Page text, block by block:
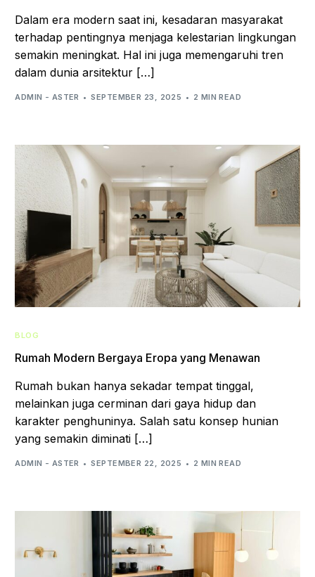
Dalam era modern saat ini, kesadaran masyarakat
terhadap pentingnya menjaga kelestarian lingkungan
semakin meningkat. Hal ini juga memengaruhi tren
dalam dunia arsitektur […]
ADMIN - ASTER SEPTEMBER 23, 2025 2 MIN READ
BLOG
Rumah Modern Bergaya Eropa yang Menawan
Rumah bukan hanya sekadar tempat tinggal,
melainkan juga cerminan dari gaya hidup dan
karakter penghuninya. Salah satu konsep hunian
yang semakin diminati […]
ADMIN - ASTER SEPTEMBER 22, 2025 2 MIN READ